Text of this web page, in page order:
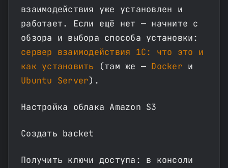
взаимодействия уже установлен и
работает. Если ещё нет — начните с
обзора и выбора способа установки:
сервер взаимодействия 1С: что это и
как установить (там же — Docker и
Ubuntu Server).
Настройка облака Amazon S3
Создать backet
Получить ключи доступа: в консоли